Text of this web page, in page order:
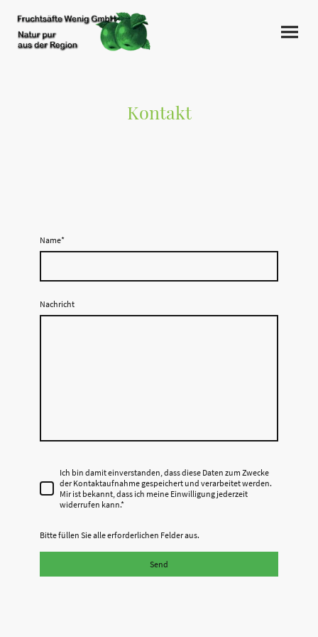
Kontakt
Name*
Nachricht
Ich bin damit einverstanden, dass diese Daten zum Zwecke
der Kontaktaufnahme gespeichert und verarbeitet werden.
Mir ist bekannt, dass ich meine Einwilligung jederzeit
widerrufen kann.*
Bitte füllen Sie alle erforderlichen Felder aus.
Send